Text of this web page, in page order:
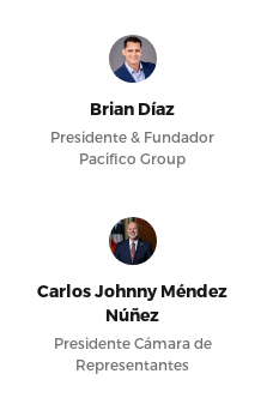
Brian Díaz
Presidente & Fundador
Pacifico Group
Carlos Johnny Méndez
Núñez
Presidente Cámara de
Representantes